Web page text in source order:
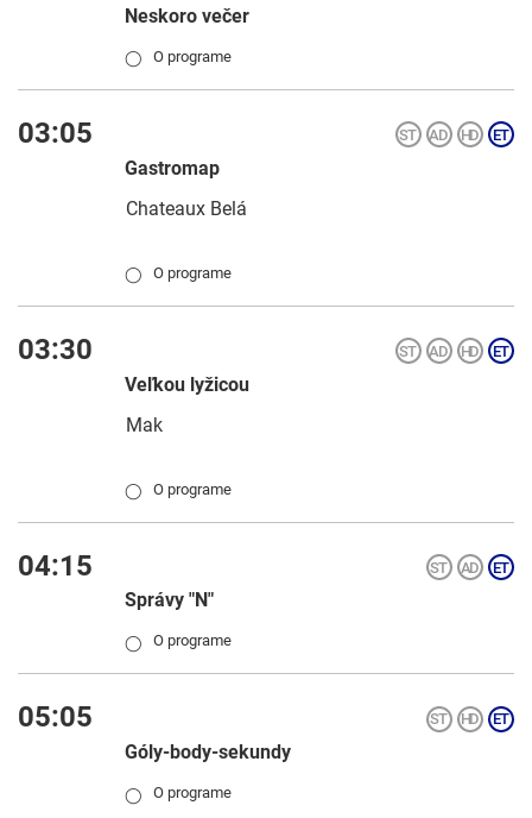
Neskoro večer
◯ O programe
03:05
Gastromap
Chateaux Belá
◯ O programe
03:30
Veľkou lyžicou
Mak
◯ O programe
04:15
Správy "N"
◯ O programe
05:05
Góly-body-sekundy
◯ O programe